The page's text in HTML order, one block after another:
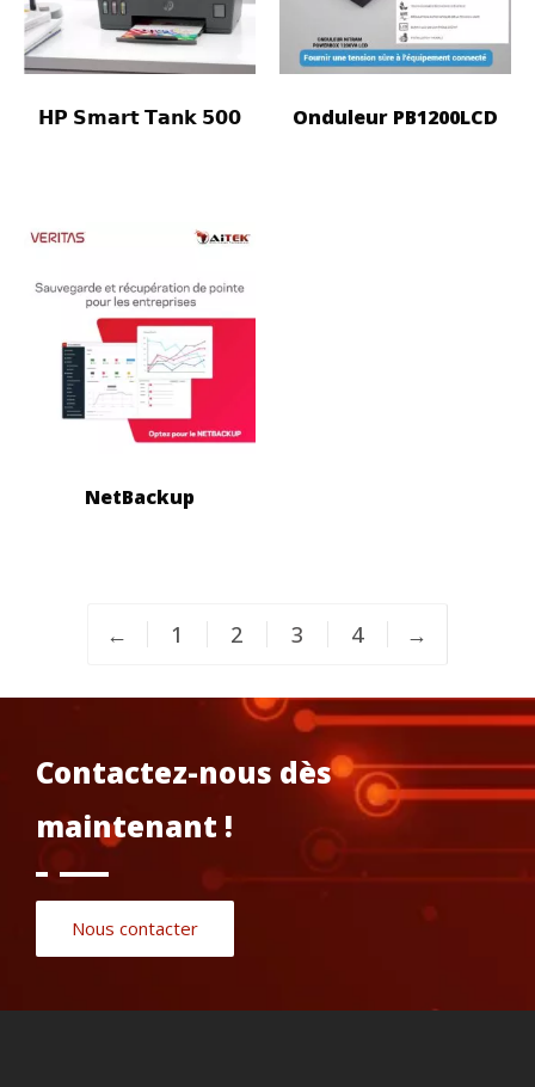
𝗛𝗣 𝗦𝗺𝗮𝗿𝘁 𝗧𝗮𝗻𝗸 𝟱𝟬𝟬 Onduleur PB1200LCD
NetBackup
← 1 2 3 4 →
Contactez-nous dès
maintenant !
Nous contacter